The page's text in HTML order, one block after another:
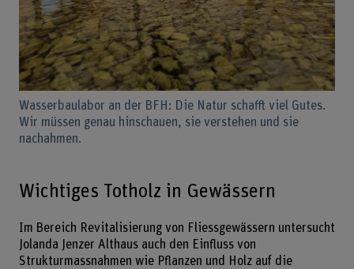
Wasserbaulabor an der BFH: Die Natur schafft viel Gutes.
Wir müssen genau hinschauen, sie verstehen und sie
nachahmen.
Wichtiges Totholz in Gewässern
Im Bereich Revitalisierung von Fliessgewässern untersucht
Jolanda Jenzer Althaus auch den Einfluss von
Strukturmassnahmen wie Pflanzen und Holz auf die